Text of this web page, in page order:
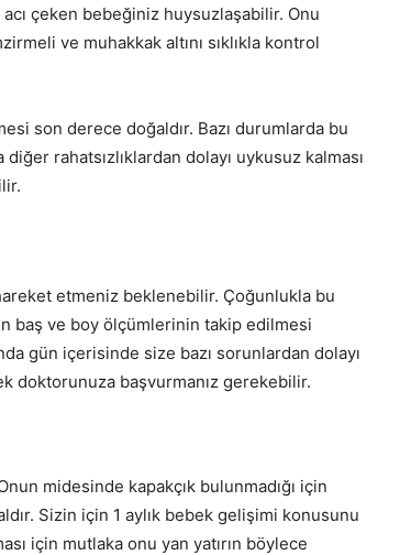
çeken bebeğiniz huysuzlaşabilir. Onu
ve muhakkak altını sıklıkla kontrol
son derece doğaldır. Bazı durumlarda bu
rahatsızlıklardan dolayı uykusuz kalması
etmeniz beklenebilir. Çoğunlukla bu
baş ve boy ölçümlerinin takip edilmesi
gün içerisinde size bazı sorunlardan dolayı
doktorunuza başvurmanız gerekebilir.
midesinde kapakçık bulunmadığı için
Sizin için 1 aylık bebek gelişimi konusunu
için mutlaka onu yan yatırın böylece